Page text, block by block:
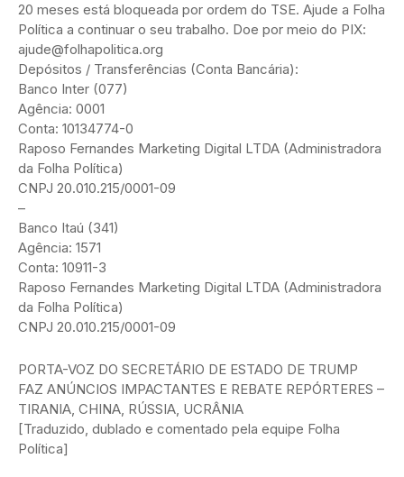
20 meses está bloqueada por ordem do TSE. Ajude a Folha
Política a continuar o seu trabalho. Doe por meio do PIX:
ajude@folhapolitica.org
Depósitos / Transferências (Conta Bancária):
Banco Inter (077)
Agência: 0001
Conta: 10134774-0
Raposo Fernandes Marketing Digital LTDA (Administradora
da Folha Política)
CNPJ 20.010.215/0001-09
–
Banco Itaú (341)
Agência: 1571
Conta: 10911-3
Raposo Fernandes Marketing Digital LTDA (Administradora
da Folha Política)
CNPJ 20.010.215/0001-09
PORTA-VOZ DO SECRETÁRIO DE ESTADO DE TRUMP
FAZ ANÚNCIOS IMPACTANTES E REBATE REPÓRTERES –
TIRANIA, CHINA, RÚSSIA, UCRÂNIA
[Traduzido, dublado e comentado pela equipe Folha
Política]